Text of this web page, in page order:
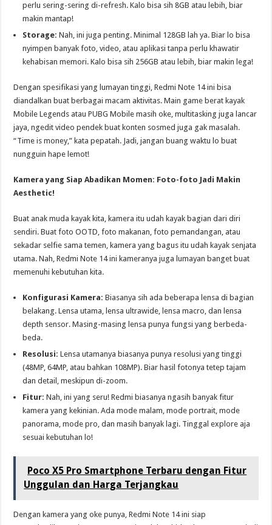
perlu sering-sering di-refresh. Kalo bisa sih 8GB atau lebih, biar
makin mantap!
Storage: Nah, ini juga penting. Minimal 128GB lah ya. Biar lo bisa
nyimpen banyak foto, video, atau aplikasi tanpa perlu khawatir
kehabisan memori. Kalo bisa sih 256GB atau lebih, biar makin lega!
Dengan spesifikasi yang lumayan tinggi, Redmi Note 14 ini bisa
diandalkan buat berbagai macam aktivitas. Main game berat kayak
Mobile Legends atau PUBG Mobile masih oke, multitasking juga lancar
jaya, ngedit video pendek buat konten sosmed juga gak masalah.
“Time is money,” kata pepatah. Jadi, jangan buang waktu lo buat
nungguin hape lemot!
Kamera yang Siap Abadikan Momen: Foto-foto Jadi Makin
Aesthetic!
Buat anak muda kayak kita, kamera itu udah kayak bagian dari diri
sendiri. Buat foto OOTD, foto makanan, foto pemandangan, atau
sekadar selfie sama temen, kamera yang bagus itu udah kayak senjata
utama. Nah, Redmi Note 14 ini kameranya juga lumayan banget buat
memenuhi kebutuhan kita.
Konfigurasi Kamera: Biasanya sih ada beberapa lensa di bagian
belakang. Lensa utama, lensa ultrawide, lensa macro, dan lensa
depth sensor. Masing-masing lensa punya fungsi yang berbeda-
beda.
Resolusi: Lensa utamanya biasanya punya resolusi yang tinggi
(48MP, 64MP, atau bahkan 108MP). Biar hasil fotonya tetep tajam
dan detail, meskipun di-zoom.
Fitur: Nah, ini yang seru! Redmi biasanya ngasih banyak fitur
kamera yang kekinian. Ada mode malam, mode portrait, mode
panorama, mode pro, dan masih banyak lagi. Tinggal explore aja
sesuai kebutuhan lo!
Poco X5 Pro Smartphone Terbaru dengan Fitur
Unggulan dan Harga Terjangkau
Dengan kamera yang oke punya, Redmi Note 14 ini siap